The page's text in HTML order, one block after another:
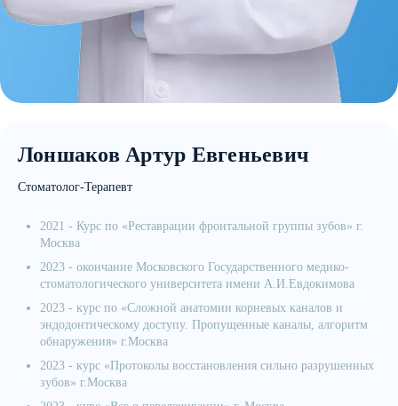
Лоншаков Артур Евгеньевич
Стоматолог-Терапевт
2021 - Курс по «Реставрации фронтальной группы зубов» г.
Москва
2023 - окончание Московского Государственного медико-
стоматологического университета имени А.И.Евдокимова
2023 - курс по «Сложной анатомии корневых каналов и
эндодонтическому доступу. Пропущенные каналы, алгоритм
обнаружения» г.Москва
2023 - курс «Протоколы восстановления сильно разрушенных
зубов» г.Москва